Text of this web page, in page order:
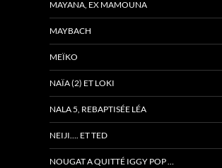
MAYANA, EX MAMOUNA
MAYBACH
MEÏKO
NAÏA (2) ET LOKI
NALA 5, REBAPTISÉE LÉA
NEIJI…. ET TED
NOUGAT A QUITTÉ IGGY POP …